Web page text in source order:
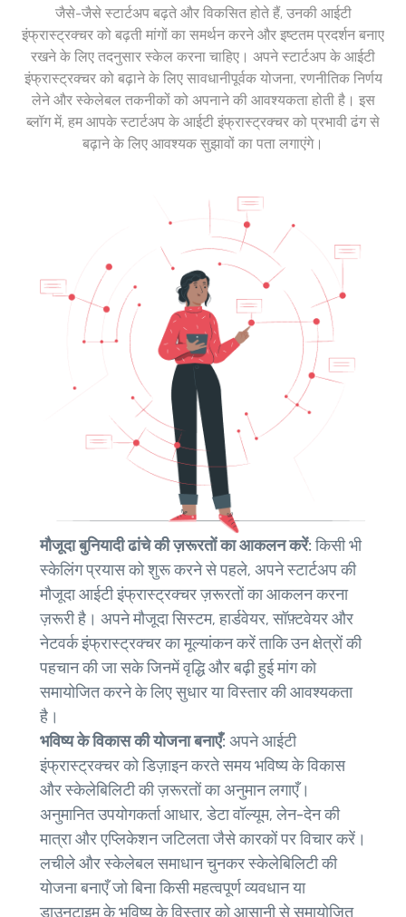
जैसे-जैसे स्टार्टअप बढ़ते और विकसित होते हैं, उनकी आईटी
इंफ्रास्ट्रक्चर को बढ़ती मांगों का समर्थन करने और इष्टतम प्रदर्शन बनाए
रखने के लिए तदनुसार स्केल करना चाहिए। अपने स्टार्टअप के आईटी
इंफ्रास्ट्रक्चर को बढ़ाने के लिए सावधानीपूर्वक योजना, रणनीतिक निर्णय
लेने और स्केलेबल तकनीकों को अपनाने की आवश्यकता होती है। इस
ब्लॉग में, हम आपके स्टार्टअप के आईटी इंफ्रास्ट्रक्चर को प्रभावी ढंग से
बढ़ाने के लिए आवश्यक सुझावों का पता लगाएंगे।
मौजूदा बुनियादी ढांचे की ज़रूरतों का आकलन करें:किसी भी
स्केलिंग प्रयास को शुरू करने से पहले, अपने स्टार्टअप की
मौजूदा आईटी इंफ्रास्ट्रक्चर ज़रूरतों का आकलन करना
ज़रूरी है। अपने मौजूदा सिस्टम, हार्डवेयर, सॉफ़्टवेयर और
नेटवर्क इंफ्रास्ट्रक्चर का मूल्यांकन करें ताकि उन क्षेत्रों की
पहचान की जा सके जिनमें वृद्धि और बढ़ी हुई मांग को
समायोजित करने के लिए सुधार या विस्तार की आवश्यकता
है।
भविष्य के विकास की योजना बनाएँ: अपने आईटी
इंफ्रास्ट्रक्चर को डिज़ाइन करते समय भविष्य के विकास
और स्केलेबिलिटी की ज़रूरतों का अनुमान लगाएँ।
अनुमानित उपयोगकर्ता आधार, डेटा वॉल्यूम, लेन-देन की
मात्रा और एप्लिकेशन जटिलता जैसे कारकों पर विचार करें।
लचीले और स्केलेबल समाधान चुनकर स्केलेबिलिटी की
योजना बनाएँ जो बिना किसी महत्वपूर्ण व्यवधान या
डाउनटाइम के भविष्य के विस्तार को आसानी से समायोजित